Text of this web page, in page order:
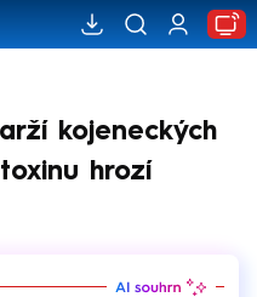
kojeneckých
hrozí